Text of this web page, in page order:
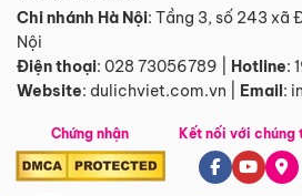
Chi nhánh Hà Nội: Tầng 3, số 243 xã
Nội
Điện thoại: 028 73056789 Hotline:
Website: dulichviet.com.vn Email:
Chứng nhận Kết nối với chúng